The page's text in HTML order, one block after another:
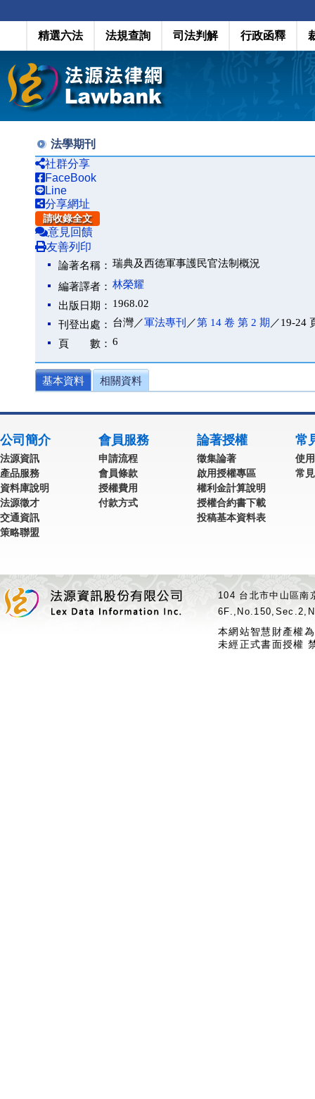
精選六法 法規查詢 司法判解 行政函釋
法學期刊
社群分享
FaceBook
Line
分享網址
請收錄全文
意見回饋
友善列印
論著名稱： 瑞典及西德軍事護民官法制概況
編著譯者： 林榮耀
出版日期： 1968.02
刊登出處： 台灣／軍法專刊 ／第 14 卷 第 2 期 ／19-24
頁 數： 6
基本資料 相關資料
公司簡介
法源資訊
產品服務
資料庫說明
法源徵才
交通資訊
策略聯盟
會員服務
申請流程
會員條款
授權費用
付款方式
論著授權
徵集論著
啟用授權專區
權利金計算說明
授權合約書下載
投稿基本資料表
常
使
常
104 台北市中山區
本網站智慧財產權
未經正式書面授權